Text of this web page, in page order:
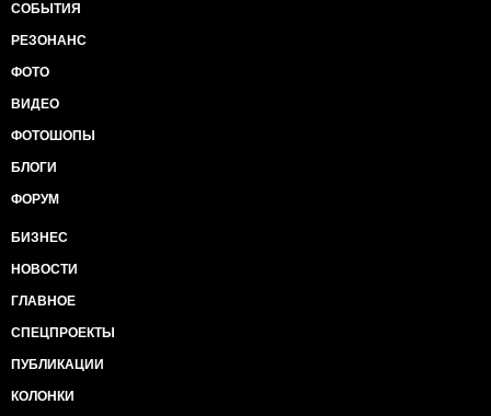
СОБЫТИЯ
РЕЗОНАНС
ФОТО
ВИДЕО
ФОТОШОПЫ
БЛОГИ
ФОРУМ
БИЗНЕС
НОВОСТИ
ГЛАВНОЕ
СПЕЦПРОЕКТЫ
ПУБЛИКАЦИИ
КОЛОНКИ